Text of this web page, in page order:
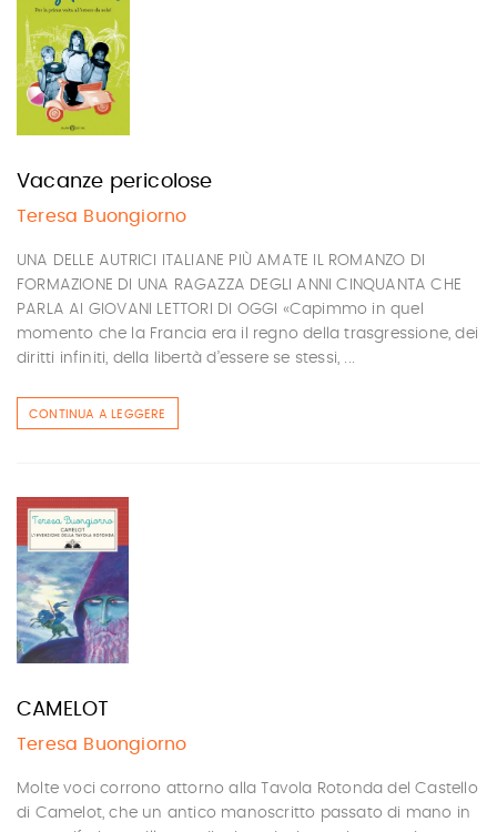
Vacanze pericolose
Teresa Buongiorno
UNA DELLE AUTRICI ITALIANE PIÙ AMATE IL ROMANZO DI
FORMAZIONE DI UNA RAGAZZA DEGLI ANNI CINQUANTA CHE
PARLA AI GIOVANI LETTORI DI OGGI «Capimmo in quel
momento che la Francia era il regno della trasgressione, dei
diritti infiniti, della libertà d’essere se stessi, ...
CONTINUA A LEGGERE
CAMELOT
Teresa Buongiorno
Molte voci corrono attorno alla Tavola Rotonda del Castello
di Camelot, che un antico manoscritto passato di mano in